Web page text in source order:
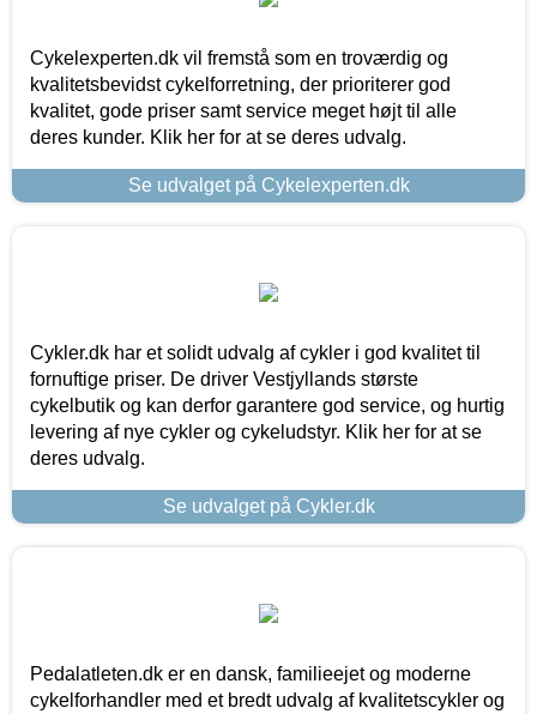
Cykelexperten.dk vil fremstå som en troværdig og
kvalitetsbevidst cykelforretning, der prioriterer god
kvalitet, gode priser samt service meget højt til alle
deres kunder. Klik her for at se deres udvalg.
Se udvalget på Cykelexperten.dk
Cykler.dk har et solidt udvalg af cykler i god kvalitet til
fornuftige priser. De driver Vestjyllands største
cykelbutik og kan derfor garantere god service, og hurtig
levering af nye cykler og cykeludstyr. Klik her for at se
deres udvalg.
Se udvalget på Cykler.dk
Pedalatleten.dk er en dansk, familieejet og moderne
cykelforhandler med et bredt udvalg af kvalitetscykler og